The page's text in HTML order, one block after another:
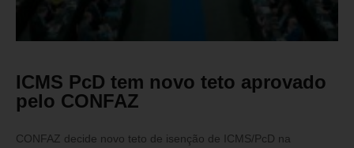
ICMS PcD tem novo teto aprovado
pelo CONFAZ
CONFAZ decide novo teto de isenção de ICMS/PcD na